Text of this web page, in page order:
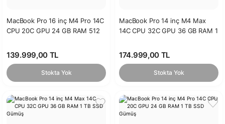
MacBook Pro 16 inç M4 Pro 14C
CPU 20C GPU 24 GB RAM 512
139.999,00 TL
Stokta Yok
MacBook Pro 14 inç M4 Max
14C CPU 32C GPU 36 GB RAM 1
174.999,00 TL
Stokta Yok